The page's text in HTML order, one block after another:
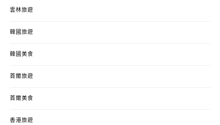
雲林旅遊
韓國旅遊
韓國美食
首爾旅遊
首爾美食
香港旅遊